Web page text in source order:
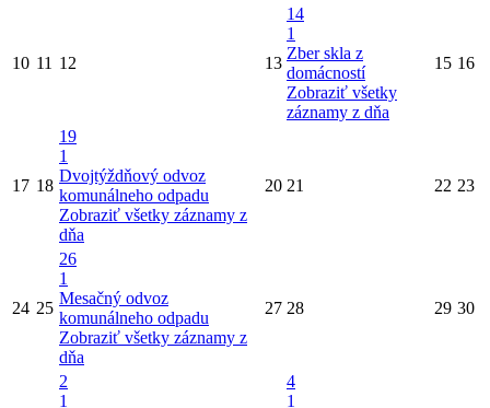
10 11 12 13
14
1
Zber skla z
domácností
Zobraziť všetky
záznamy z dňa
15 16
17 18
19
1
Dvojtýždňový odvoz
komunálneho odpadu
Zobraziť všetky záznamy z
dňa
20 21 22 23
24 25
26
1
Mesačný odvoz
komunálneho odpadu
Zobraziť všetky záznamy z
dňa
27 28 29 30
2
1
4
1